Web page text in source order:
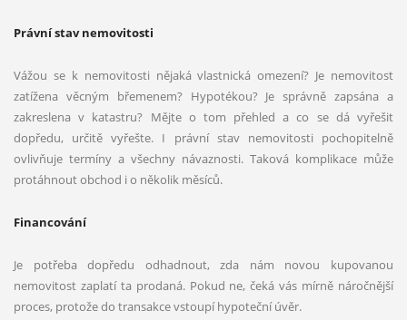
Právní stav nemovitosti
Vážou se k nemovitosti nějaká vlastnická omezení? Je nemovitost
zatížena věcným břemenem? Hypotékou? Je správně zapsána a
zakreslena v katastru? Mějte o tom přehled a co se dá vyřešit
dopředu, určitě vyřešte. I právní stav nemovitosti pochopitelně
ovlivňuje termíny a všechny návaznosti. Taková komplikace může
protáhnout obchod i o několik měsíců.
Financování
Je potřeba dopředu odhadnout, zda nám novou kupovanou
nemovitost zaplatí ta prodaná. Pokud ne, čeká vás mírně náročnější
proces, protože do transakce vstoupí hypoteční úvěr.